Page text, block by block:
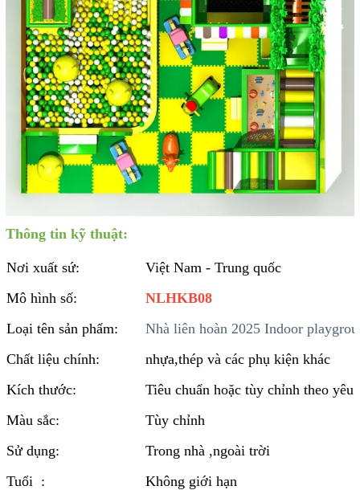
Thông tin kỹ thuật:
Nơi xuất sứ:
Việt Nam - Trung quốc
Mô hình số:
NLHKB08
Loại tên sản phẩm:
Nhà liên hoàn 2025 Indoor
Chất liệu chính:
nhựa,thép và các phụ kiện khác
Kích thước:
Tiêu chuẩn hoặc tùy chỉnh theo yêu
Màu sắc:
Tùy chỉnh
Sử dụng:
Trong nhà ,ngoài trời
Tuổi :
Không giới hạn